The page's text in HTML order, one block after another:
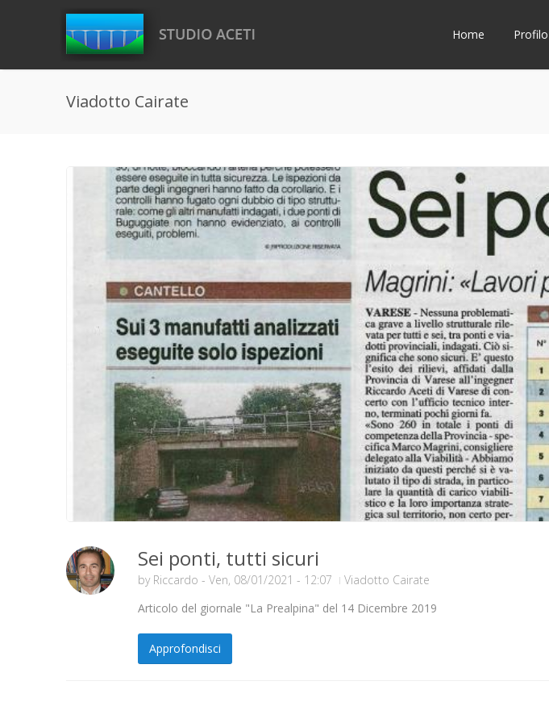
Home Profilo
Viadotto Cairate
Sei ponti, tutti sicuri
by Riccardo - Ven, 08/01/2021 - 12:07
Viadotto Cairate
Articolo del giornale "La Prealpina" del 14 Dicembre 2019
Approfondisci